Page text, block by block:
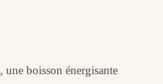
, une boisson énergisante